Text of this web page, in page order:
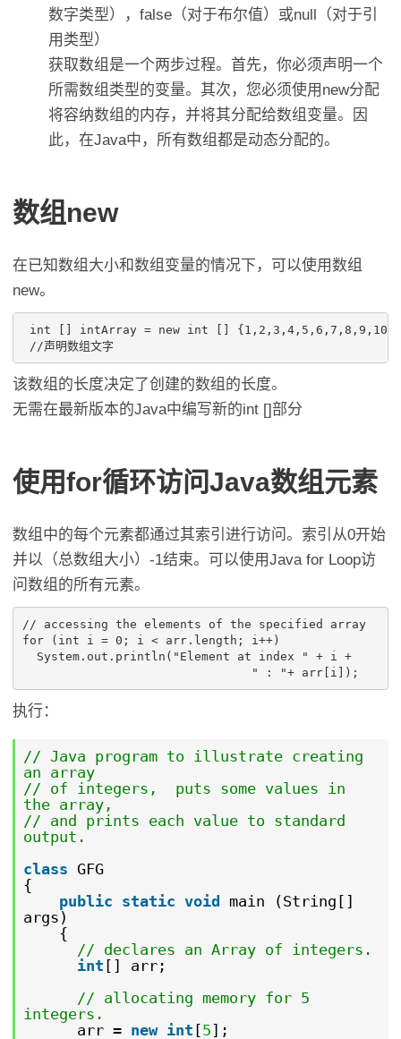
数字类型），false（对于布尔值）或null（对于引
用类型）
获取数组是一个两步过程。首先，你必须声明一个
所需数组类型的变量。其次，您必须使用new分配
将容纳数组的内存，并将其分配给数组变量。因
此，在Java中，所有数组都是动态分配的。
数组new
在已知数组大小和数组变量的情况下，可以使用数组
new。
int [] intArray = new int []
//声明数组文字
该数组的长度决定了创建的数组的长度。
无需在最新版本的Java中编写新的int []部分
使用for循环访问Java数组元素
数组中的每个元素都通过其索引进行访问。索引从0开始
并以（总数组大小）-1结束。可以使用Java for Loop访
问数组的所有元素。
// accessing the elements of the specified array
for (int i = 0; i < arr.length; i++)
  System.out.println("Element at index " + i +
                                " : "+ arr[i]);
执行：
// Java program to illustrate creating
an array
// of integers, puts some values in
the array,
// and prints each value to standard
output.
class GFG
{
public static void
main (String[]
args)
{
// declares an Array of integers.
int [] arr;
// allocating memory for 5
integers.
arr = new int [5];